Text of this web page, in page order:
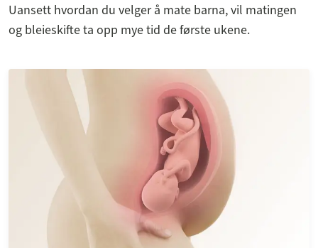
Uansett hvordan du velger å mate barna, vil matingen
og bleieskifte ta opp mye tid de første ukene.